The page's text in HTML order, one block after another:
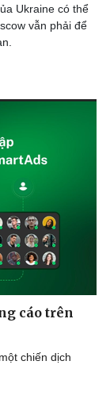
Ukraine có thể
vẫn phải để
cáo trên
chiến dịch